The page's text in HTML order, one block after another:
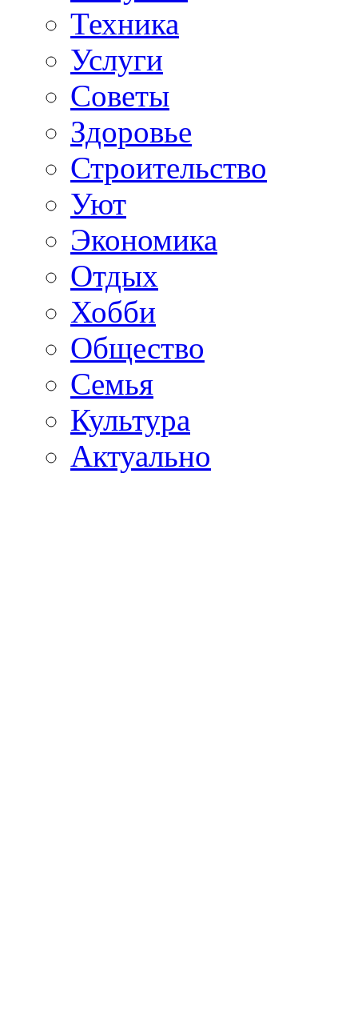
Техника
Услуги
Советы
Здоровье
Строительство
Уют
Экономика
Отдых
Хобби
Общество
Семья
Культура
Актуально